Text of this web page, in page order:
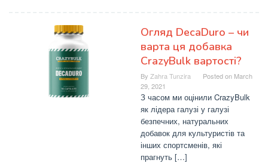
Огляд DecaDuro – чи
варта ця добавка
CrazyBulk вартості?
By Zahra Tunzira Posted on March
29, 2021
З часом ми оцінили CrazyBulk
як лідера галузі у галузі
безпечних, натуральних
добавок для культуристів та
інших спортсменів, які
прагнуть […]